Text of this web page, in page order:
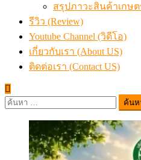
สรุปภาวะสินค้าเกษ
รีวิว (Review)
Youtube Channel (วิดีโอ)
เกี่ยวกับเรา (About US)
ติดต่อเรา (Contact US)
ค้นหา